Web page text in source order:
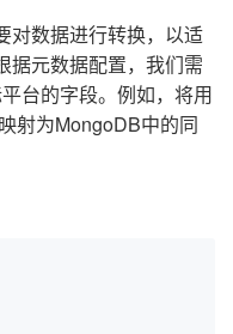
对数据进行转换，以适
据元数据配置，我们需
台的字段。例如，将用
映射为MongoDB中的同